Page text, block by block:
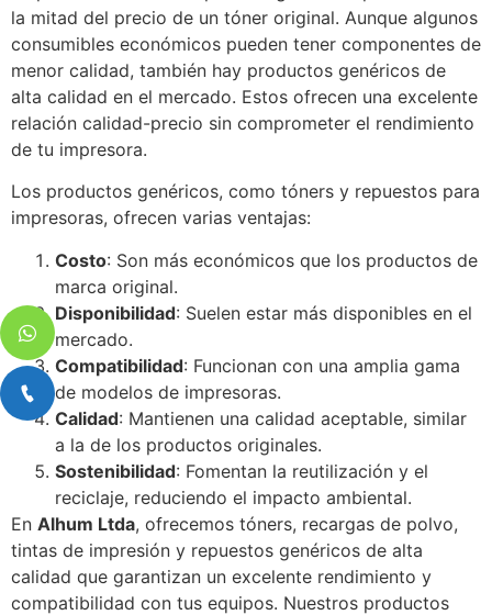
la mitad del precio de un tóner original. Aunque algunos
consumibles económicos pueden tener componentes de
menor calidad, también hay productos genéricos de
alta calidad en el mercado. Estos ofrecen una excelente
relación calidad-precio sin comprometer el rendimiento
de tu impresora.
Los productos genéricos, como tóners y repuestos para
impresoras, ofrecen varias ventajas:
Costo: Son más económicos que los productos de
marca original.
Disponibilidad: Suelen estar más disponibles en el
mercado.
Compatibilidad: Funcionan con una amplia gama
de modelos de impresoras.
Calidad: Mantienen una calidad aceptable, similar
a la de los productos originales.
Sostenibilidad: Fomentan la reutilización y el
reciclaje, reduciendo el impacto ambiental.
En Alhum Ltda, ofrecemos tóners, recargas de polvo,
tintas de impresión y repuestos genéricos de alta
calidad que garantizan un excelente rendimiento y
compatibilidad con tus equipos. Nuestros productos